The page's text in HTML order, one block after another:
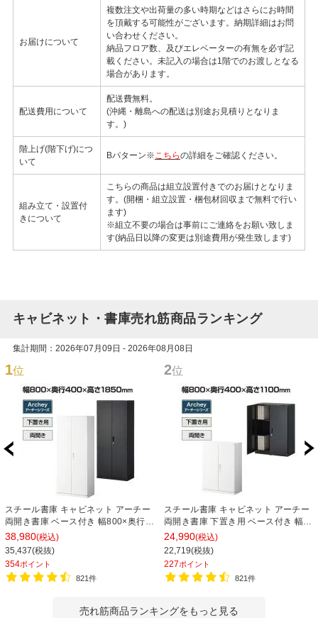
お届けについて
複数注文や出荷量の多い時期などはさらにお時間
を頂戴する可能性がございます。納期詳細はお問
い合わせください。
納品フロア数、及びエレベーターの有無を必ず記
載ください。未記入の場合は1階でのお渡しとなる
場合があります。
配送費用について
配送費無料。
(沖縄・離島への配送は別途お見積りとなりま
す。)
階上げ(階下げ)につ
いて
Bパターン※こちらの詳細をご確認ください。
組み立て・設置付
きについて
こちらの商品は組立設置付きでのお届けとなりま
す。(開梱・組立設置・梱包材回収まで無料で行い
ます)
※組立不要の場合は事前にご連絡をお願い致しま
す(納品日以降の変更は別途費用が発生致します)
キャビネット・書庫売れ筋商品ランキング
集計期間：2026年07月09日 - 2026年08月08日
1位
スチール書庫 キャビネット アーチー
両開き書庫 ベース付き 幅800×奥行
400×高さ1850mm
38,980(税込)
35,437(税抜)
354ポイント
821件
2位
スチール書庫 キャビネット アーチー
両開き書庫 下置き用 ベース付き 幅
800×奥行400×高さ1100mm
24,990(税込)
22,719(税抜)
227ポイント
821件
売れ筋商品ランキングをもっと見る